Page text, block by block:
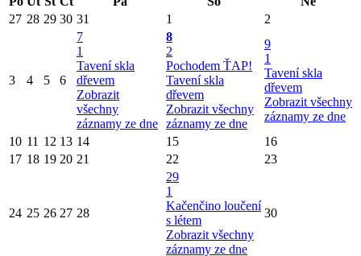
27 28 29 30 31 1 2
3 4 5 6
7
1
Tavení skla
dřevem
Zobrazit
všechny
záznamy ze dne
8
2
Pochodem ŤAP!
Tavení skla
dřevem
Zobrazit všechny
záznamy ze dne
9
1
Tavení skla
dřevem
Zobrazit všechny
záznamy ze dne
10 11 12 13 14 15
16
17 18 19 20 21 22 23
24 25 26 27 28
29
1
Kačenčino loučení
s létem
Zobrazit všechny
záznamy ze dne
30